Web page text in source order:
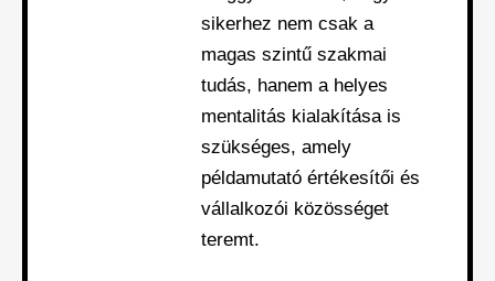
sikerhez nem csak a
magas szintű szakmai
tudás, hanem a helyes
mentalitás kialakítása is
szükséges, amely
példamutató értékesítői és
vállalkozói közösséget
teremt.